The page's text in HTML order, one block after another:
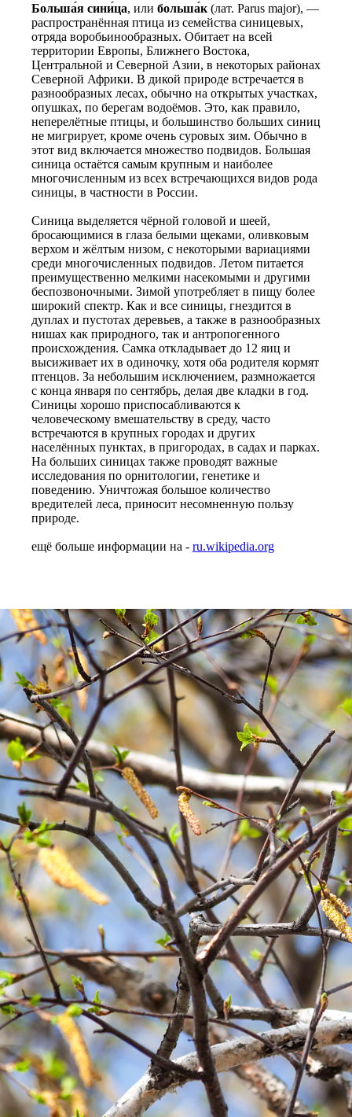
Больша́я сини́ца, или больша́к (лат. Parus major), —
распространённая птица из семейства синицевых,
отряда воробьинообразных. Обитает на всей
территории Европы, Ближнего Востока,
Центральной и Северной Азии, в некоторых районах
Северной Африки. В дикой природе встречается в
разнообразных лесах, обычно на открытых участках,
опушках, по берегам водоёмов. Это, как правило,
неперелётные птицы, и большинство больших синиц
не мигрирует, кроме очень суровых зим. Обычно в
этот вид включается множество подвидов. Большая
синица остаётся самым крупным и наиболее
многочисленным из всех встречающихся видов рода
синицы, в частности в России.
Синица выделяется чёрной головой и шеей,
бросающимися в глаза белыми щеками, оливковым
верхом и жёлтым низом, с некоторыми вариациями
среди многочисленных подвидов. Летом питается
преимущественно мелкими насекомыми и другими
беспозвоночными. Зимой употребляет в пищу более
широкий спектр. Как и все синицы, гнездится в
дуплах и пустотах деревьев, а также в разнообразных
нишах как природного, так и антропогенного
происхождения. Самка откладывает до 12 яиц и
высиживает их в одиночку, хотя оба родителя кормят
птенцов. За небольшим исключением, размножается
с конца января по сентябрь, делая две кладки в год.
Синицы хорошо приспосабливаются к
человеческому вмешательству в среду, часто
встречаются в крупных городах и других
населённых пунктах, в пригородах, в садах и парках.
На больших синицах также проводят важные
исследования по орнитологии, генетике и
поведению. Уничтожая большое количество
вредителей леса, приносит несомненную пользу
природе.
ещё больше информации на - ru.wikipedia.org